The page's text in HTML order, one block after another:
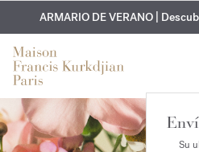
EXCLUSIVO | Descubra la nueva
en su
GRABADO GRATUITO | En
corporales hasta
ARMARIO DE VERANO |
Su